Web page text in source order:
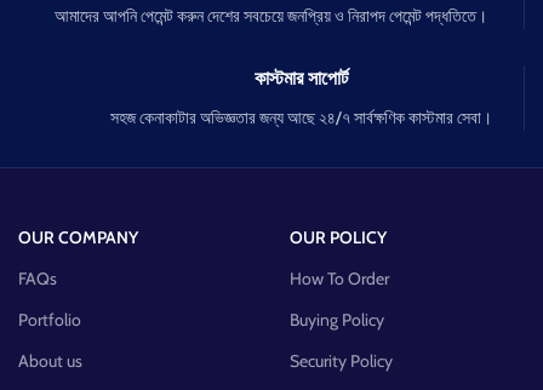
আমাদের আপনি পেমেন্ট করুন দেশের সবচেয়ে জনপ্রিয় ও নিরাপদ পেমেন্ট পদ্ধতিতে।
কাস্টমার সাপোর্ট
সহজ কেনাকাটার অভিজ্ঞতার জন্য আছে ২৪/৭ সার্বক্ষণিক কাস্টমার সেবা।
OUR COMPANY
FAQs
Portfolio
About us
OUR POLICY
How To Order
Buying Policy
Security Policy